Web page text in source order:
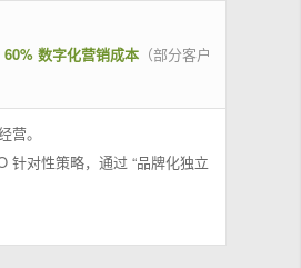
60% 数字化营销成本 （部分客户
。
针对性策略，通过 “品牌化独立